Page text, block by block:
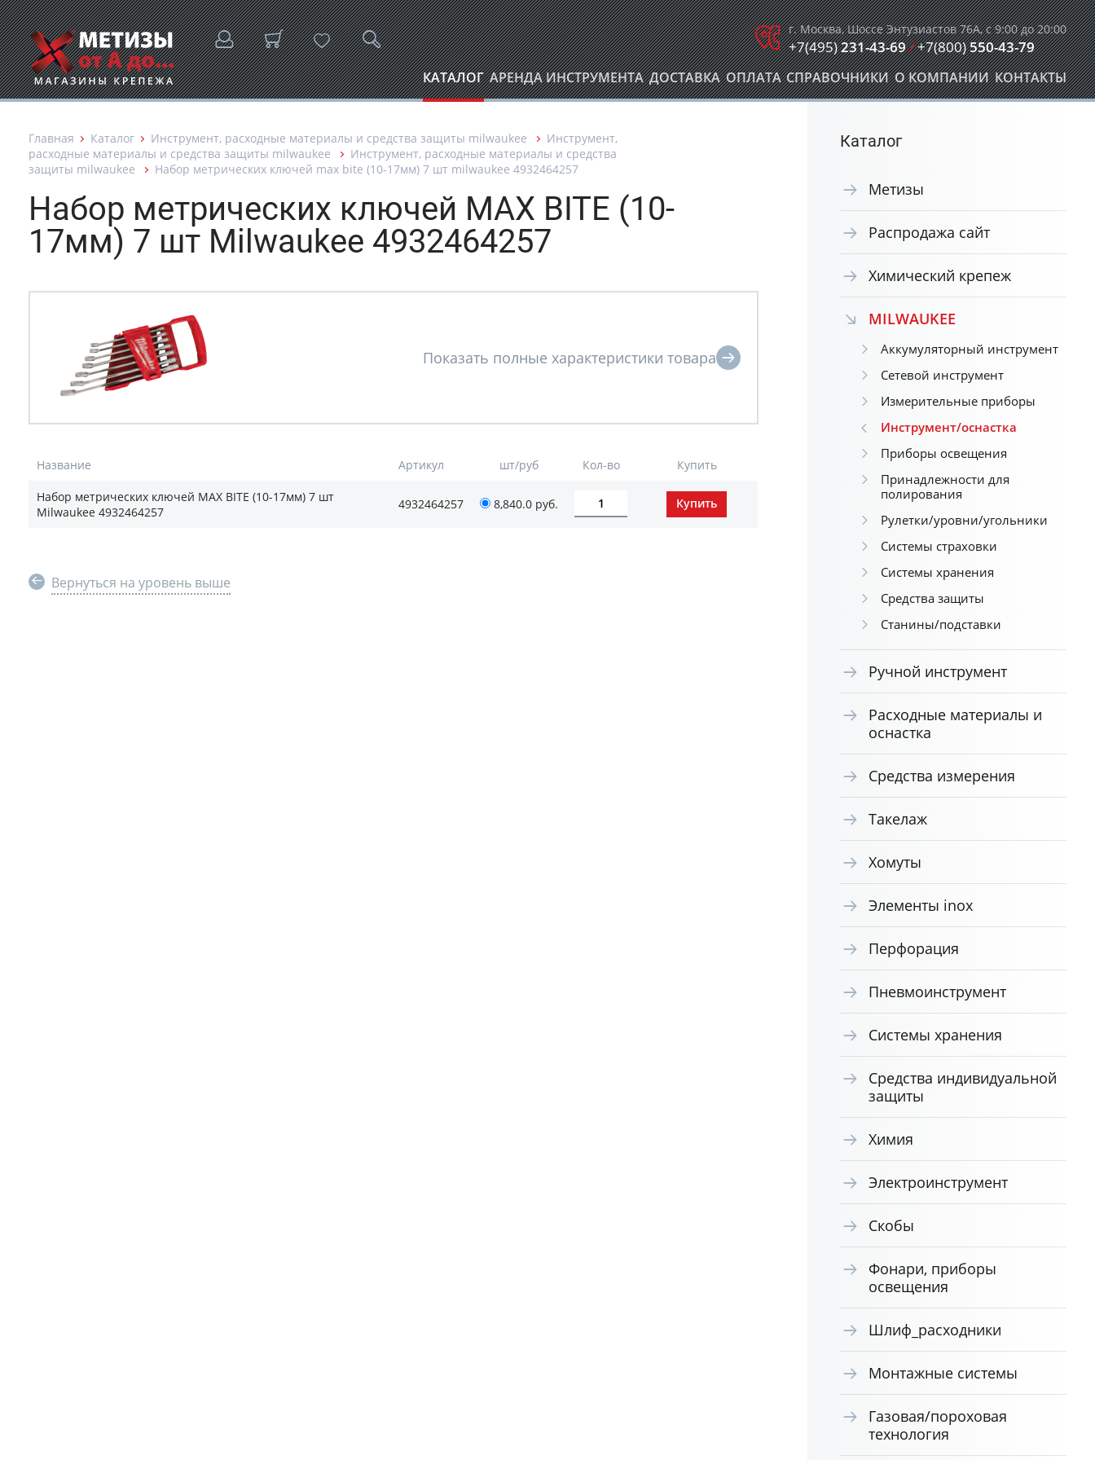
г. Москва, Шоссе Энтузиастов 76А, с 9:00 до 20:00
+7(495)231-43-69/+7(800)550-43-79
КАТАЛОГ АРЕНДА ИНСТРУМЕНТА ДОСТАВКА ОПЛАТА СПРАВОЧНИКИ О КОМПАНИИ КОНТАКТЫ
Главная Каталог Инструмент, расходные материалы и средства защиты milwaukee
Инструмент,
расходные материалы и средства защиты milwaukee
Инструмент, расходные материалы и средства
защиты milwaukee
Набор метрических ключей max bite (10-17мм) 7 шт milwaukee 4932464257
Набор метрических ключей MAX BITE (10-
17мм) 7 шт Milwaukee 4932464257
Название Артикул шт/руб Кол-во Купить
Набор метрических ключей MAX BITE (10-17мм) 7 шт
Milwaukee 4932464257
4932464257 8,840.0 руб.
Вернуться на уровень выше
Каталог
Метизы
Распродажа сайт
Химический крепеж
MILWAUKEE
Аккумуляторный инструмент
Сетевой инструмент
Измерительные приборы
Инструмент/оснастка
Приборы освещения
Принадлежности для
полирования
Рулетки/уровни/угольники
Системы страховки
Системы хранения
Средства защиты
Станины/подставки
Ручной инструмент
Расходные материалы и
оснастка
Средства измерения
Такелаж
Хомуты
Элементы inox
Перфорация
Пневмоинструмент
Системы хранения
Средства индивидуальной
защиты
Химия
Электроинструмент
Скобы
Фонари, приборы
освещения
Шлиф_расходники
Монтажные системы
Газовая/пороховая
технология